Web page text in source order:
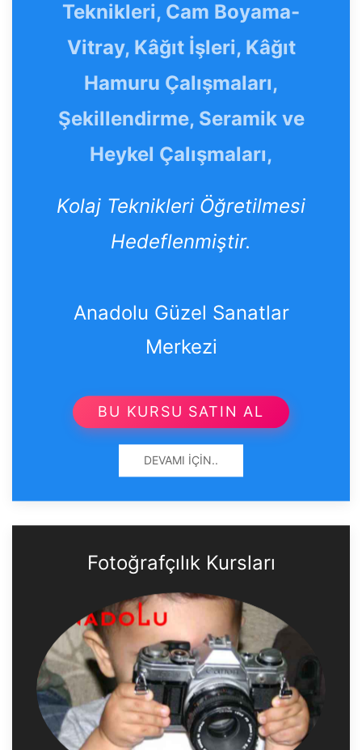
Teknikleri, Cam Boyama-
Vitray, Kâğıt İşleri, Kâğıt
Hamuru Çalışmaları,
Şekillendirme, Seramik ve
Heykel Çalışmaları,
Kolaj Teknikleri Öğretilmesi
Hedeflenmiştir.
Anadolu Güzel Sanatlar
Merkezi
BU KURSU SATIN AL
DEVAMI İÇIN..
Fotoğrafçılık Kursları